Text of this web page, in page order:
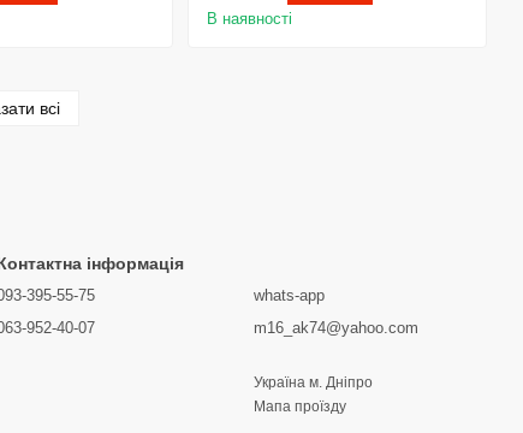
В наявності
всі
інформація
395-55-75
952-40-07
whats-app
m16_ak74@yahoo.com
Україна м. Дніпро
Мапа проїзду